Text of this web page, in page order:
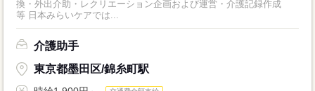
換・外出介助・レクリエーション企画および運営・介護記録作成
等 日本みらいケアでは...
介護助手
東京都墨田区/錦糸町駅